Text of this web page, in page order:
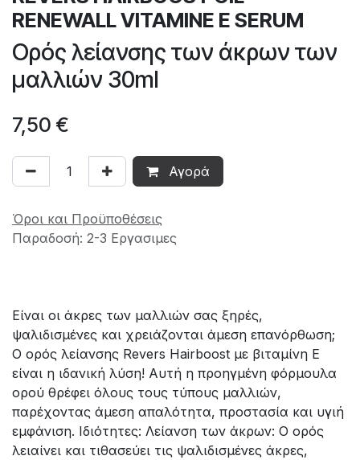
RENEWALL VITAMINE E SERUM
Ορός λείανσης των άκρων των
μαλλιών 30ml
7,50 €
Αγορά
Όροι και Προϋποθέσεις
Παραδοσή: 2-3 Εργασιμες
Είναι οι άκρες των μαλλιών σας ξηρές,
ψαλιδισμένες και χρειάζονται άμεση επανόρθωση;
Ο ορός λείανσης Revers Hairboost με βιταμίνη E
είναι η ιδανική λύση! Αυτή η προηγμένη φόρμουλα
ορού θρέφει όλους τους τύπους μαλλιών,
παρέχοντας άμεση απαλότητα, προστασία και υγιή
εμφάνιση. Ιδιότητες: Λείανση των άκρων: Ο ορός
λειαίνει και τιθασεύει τις ψαλιδισμένες άκρες,